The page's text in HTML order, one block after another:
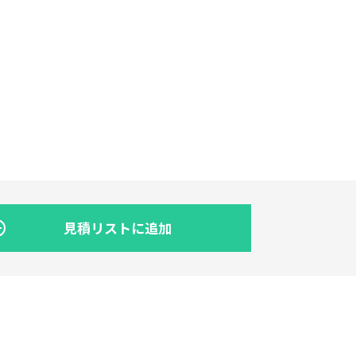
見積リストに追加